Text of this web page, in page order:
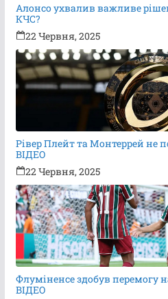
Алонсо ухвалив важливе
КЧС?
22 Червня, 2025
Рівер Плейт та Монтеррей не
ВІДЕО
22 Червня, 2025
Флуміненсе здобув перемогу
ВІДЕО